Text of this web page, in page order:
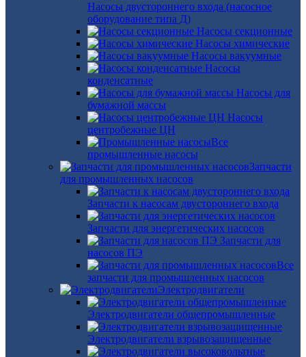
Насосы двустороннего входа (насосное
оборудование типа Д)
Насосы секционные
Насосы химические
Насосы вакуумные
Насосы
конденсатные
Насосы для
бумажной массы
Насосы
центробежные ЦН
Все
промышленные насосы
Запчасти
для промышленных насосов
Запчасти к насосам двустороннего входа
Запчасти для энергетических насосов
Запчасти для
насосов ПЭ
Все
запчасти для промышленных насосов
Электродвигатели
Электродвигатели общепромышленные
Электродвигатели взрывозащищенные